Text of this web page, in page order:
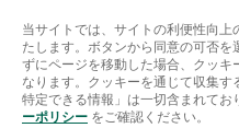
当サイトでは、サイトの利便性向上
たします。ボタンから同意の可否を
ずにページを移動した場合、クッキ
なります。クッキーを通じて収集す
特定できる情報」は一切含まれてお
ーポリシー をご確認ください。